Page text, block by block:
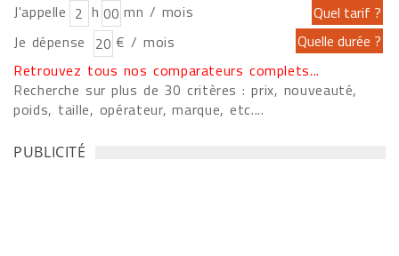
J'appelle h
mn / mois
Je dépense
€ / mois
Retrouvez tous nos comparateurs complets...
Recherche sur plus de 30 critères : prix, nouveauté,
poids, taille, opérateur, marque, etc....
PUBLICITÉ